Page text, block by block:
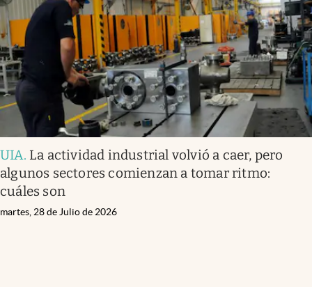
UIA. La actividad industrial volvió a caer, pero
algunos sectores comienzan a tomar ritmo:
cuáles son
martes, 28 de Julio de 2026